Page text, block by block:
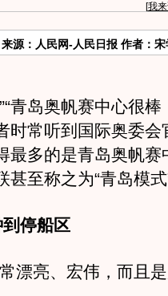
[我
来源：人民网-人民日报 作者：宋
岛奥帆赛中心很棒
时常听到国际奥委会
最多的是青岛奥帆赛
甚至称之为“青岛模
停船区
亮、宏伟，而且是